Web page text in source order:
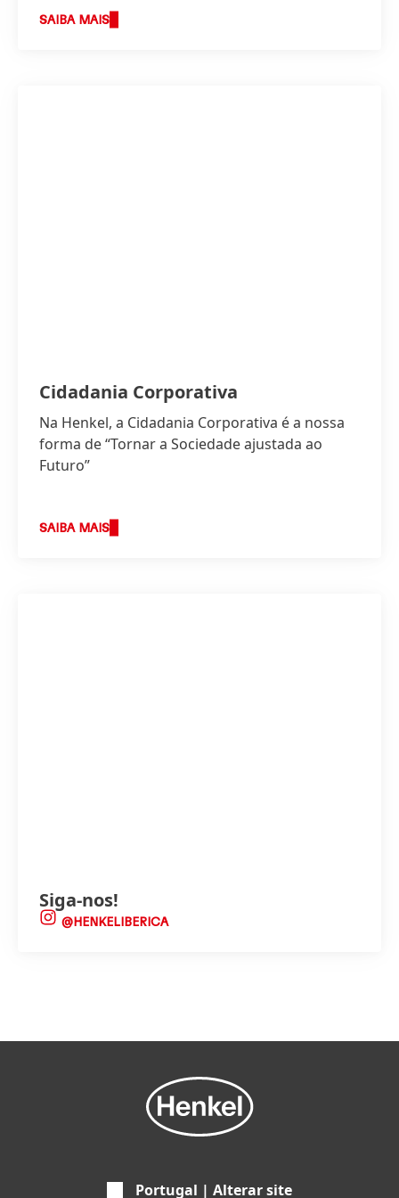
SAIBA MAIS
Cidadania Corporativa
Na Henkel, a Cidadania Corporativa é a nossa
forma de “Tornar a Sociedade ajustada ao
Futuro”
SAIBA MAIS
Siga-nos!
@HENKELIBERICA
Portugal | Alterar site